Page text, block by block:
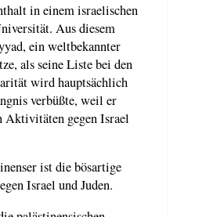
in einem israelischen
Aus diesem
ein weltbekannter
als seine Liste bei den
wird hauptsächlich
verbüßte, weil er
Aktivitäten gegen Israel
ist die bösartige
Israel und Juden.